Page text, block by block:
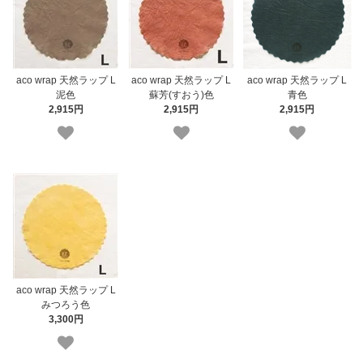
aco wrap 天然ラップ L
泥色
2,915円
aco wrap 天然ラップ L
蘇芳(すおう)色
2,915円
aco wrap 天然ラップ L
青色
2,915円
aco wrap 天然ラップ L
みつろう色
3,300円